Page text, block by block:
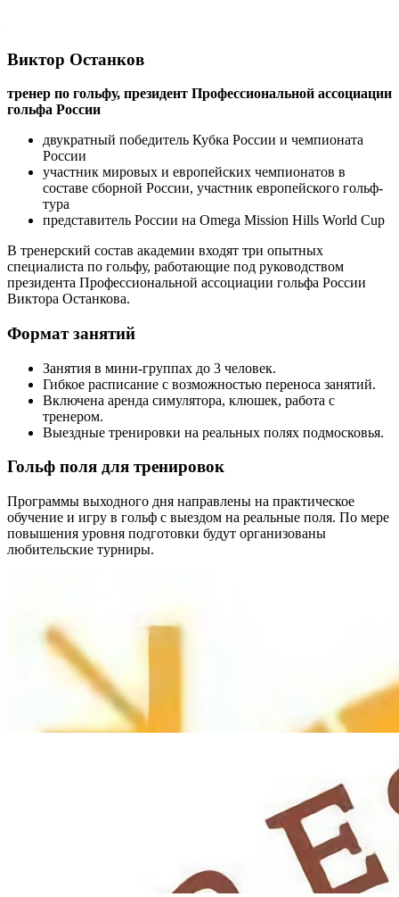
Виктор Останков
тренер по гольфу, президент Профессиональной ассоциации
гольфа России
двукратный победитель Кубка России и чемпионата
России
участник мировых и европейских чемпионатов в
составе сборной России, участник европейского гольф-
тура
представитель России на Omega Mission Hills World Cup
В тренерский состав академии входят три опытных
специалиста по гольфу, работающие под руководством
президента Профессиональной ассоциации гольфа России
Виктора Останкова.
Формат занятий
Занятия в мини-группах до 3 человек.
Гибкое расписание с возможностью переноса занятий.
Включена аренда симулятора, клюшек, работа с
тренером.
Выездные тренировки на реальных полях подмосковья.
Гольф поля для тренировок
Программы выходного дня направлены на практическое
обучение и игру в гольф с выездом на реальные поля. По мере
повышения уровня подготовки будут организованы
любительские турниры.